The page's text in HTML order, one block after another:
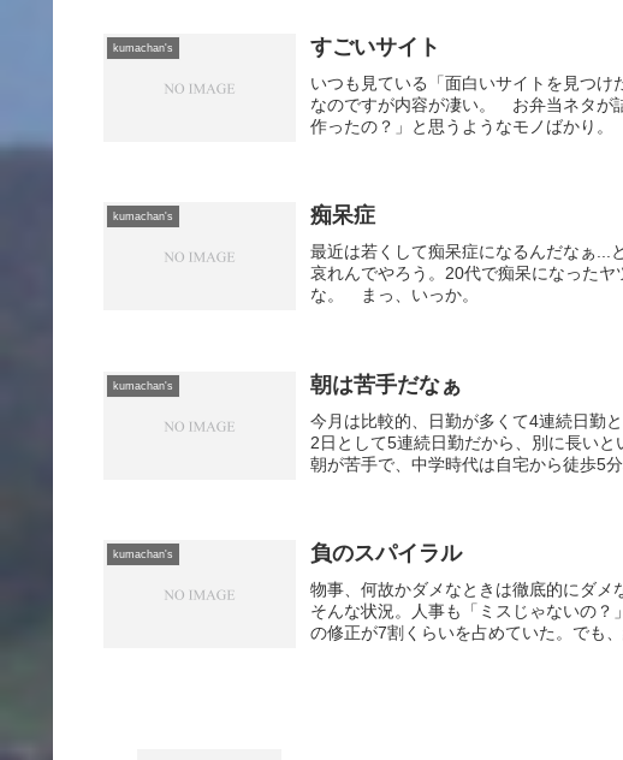
kumachan's すごいサイト
いつも見ている「面白いサイトを見つけ
なのですが内容が凄い。 お弁当ネタが
作ったの？」と思うようなモノばかり。
kumachan's 痴呆症
最近は若くして痴呆症になるんだなぁ...
哀れんでやろう。20代で痴呆になった
な。 まっ、いっか。
kumachan's 朝は苦手だなぁ
今月は比較的、日勤が多くて4連続日勤
2日として5連続日勤だから、別に長い
朝が苦手で、中学時代は自宅から徒歩5
kumachan's 負のスパイラル
物事、何故かダメなときは徹底的にダ
そんな状況。人事も「ミスじゃないの
の修正が7割くらいを占めていた。でも